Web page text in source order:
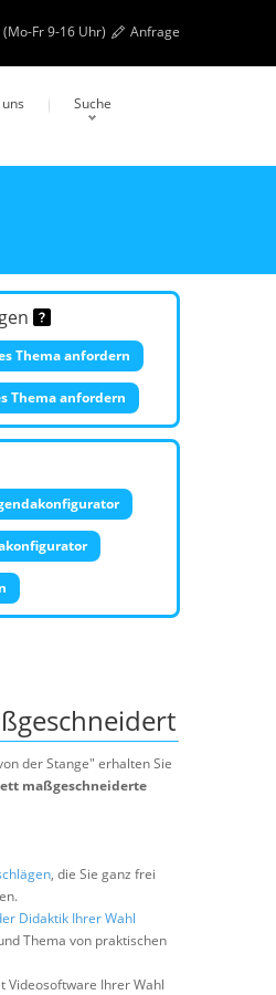
(Mo-Fr 9-16 Uhr) Anfrage
Suche
Thema anfordern
Thema anfordern
der Stange" erhalten Sie
maßgeschneiderte
, die Sie ganz frei
Didaktik Ihrer Wahl
Thema von praktischen
Videosoftware Ihrer Wahl